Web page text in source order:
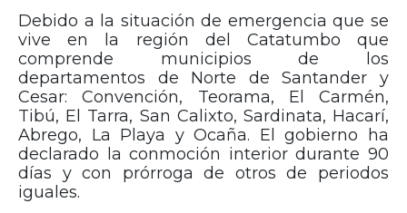
Debido a la situación de emergencia que se
vive en la región del Catatumbo que
comprende municipios de los
departamentos de Norte de Santander y
Cesar: Convención, Teorama, El Carmén,
Tibú, El Tarra, San Calixto, Sardinata, Hacarí,
Abrego, La Playa y Ocaña. Elgobierno ha
declarado la conmoción interiordurante 90
días y con prórroga de otros de periodos
iguales.